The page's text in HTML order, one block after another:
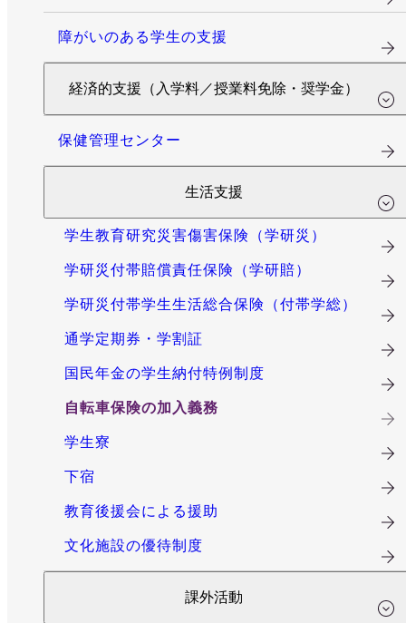
障がいのある学生の支援
経済的支援（入学料／授業料免除・奨学金）
保健管理センター
生活支援
学生教育研究災害傷害保険（学研災）
学研災付帯賠償責任保険（学研賠）
学研災付帯学生生活総合保険（付帯学総）
通学定期券・学割証
国民年金の学生納付特例制度
自転車保険の加入義務
学生寮
下宿
教育後援会による援助
文化施設の優待制度
課外活動